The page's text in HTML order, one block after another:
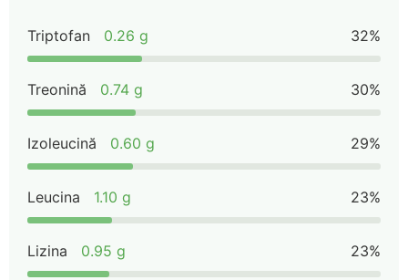
Triptofan 0.26 g 32%
Treonină 0.74 g 30%
Izoleucină 0.60 g 29%
Leucina 1.10 g 23%
Lizina 0.95 g 23%